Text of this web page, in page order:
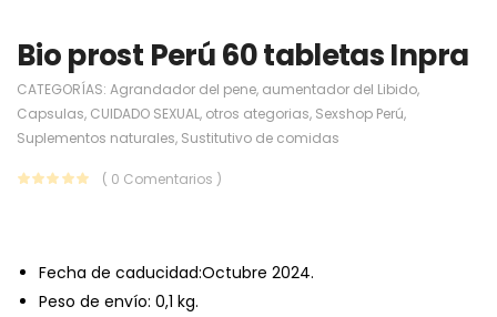
Bio prost Perú 60 tabletas Inpra
CATEGORÍAS: Agrandador del pene, aumentador del Libido,
Capsulas, CUIDADO SEXUAL, otros ategorias, Sexshop Perú,
Suplementos naturales, Sustitutivo de comidas
( 0 Comentarios )
Fecha de caducidad:Octubre 2024.
Peso de envío: 0,1 kg.